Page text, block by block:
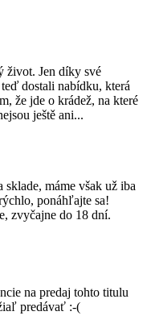
život. Jen díky své
dostali nabídku, která
že jde o krádež, na které
ještě ani...
máme však už iba
ponáhľajte sa!
zvyčajne do 18 dní.
na predaj tohto titulu
predávať :-(